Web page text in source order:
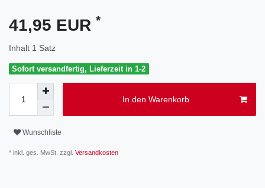
41,95 EUR *
Inhalt 1 Satz
Sofort versandfertig, Lieferzeit in 1-2
In den Warenkorb
Wunschliste
* inkl. ges. MwSt. zzgl. Versandkosten